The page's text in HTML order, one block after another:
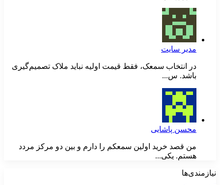
مدیر سایت
در انتخاب سمعک، فقط قیمت اولیه نباید ملاک تصمیم‌گیری
باشد. س...
محسن پاشایی
من قصد خرید اولین سمعکم را دارم و بین دو مرکز مردد
هستم. یکی...
نیازمندی‌ها